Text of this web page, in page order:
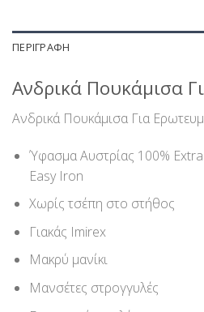
ΠΕΡΙΓΡΑΦΉ
Ανδρικά Πουκάμισα
Ανδρικά Πουκάμισα Για
Ύφασμα Αυστρίας 100%
Easy Iron
Χωρίς τσέπη στο στήθος
Γιακάς Imirex
Μακρύ μανίκι
Μανσέτες στρογγυλές